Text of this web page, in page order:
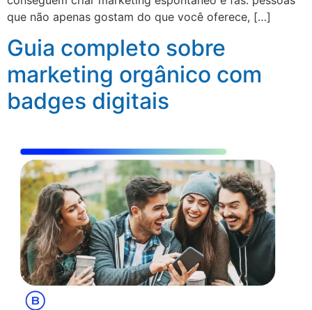
que não apenas gostam do que você oferece, […]
Guia completo sobre
marketing orgânico com
badges digitais